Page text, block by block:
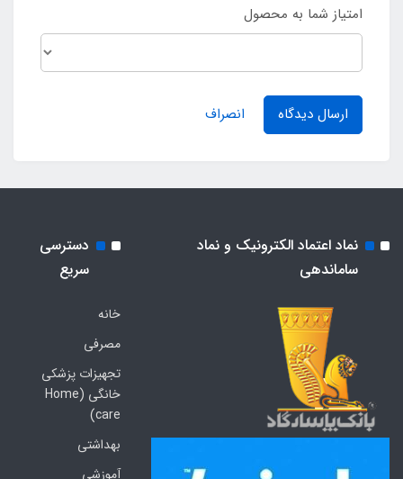
امتیاز شما به محصول
ارسال دیدگاه انصراف
نماد اعتماد الکترونیک و نماد
ساماندهی
دسترسی
سریع
خانه
مصرفی
تجهیزات پزشکی
خانگی (Home
care)
بهداشتی
آموزشی